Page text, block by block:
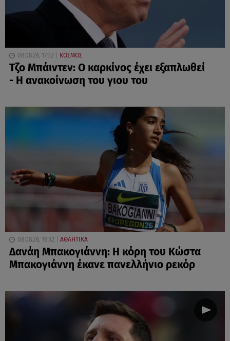
08.08.26, 17:32 ΚΟΣΜΟΣ
Τζο Μπάιντεν: Ο καρκίνος έχει εξαπλωθεί
- Η ανακοίνωση του γιου του
08.08.26, 16:52 ΑΘΛΗΤΙΚΑ
Δανάη Μπακογιάννη: Η κόρη του Κώστα
Μπακογιάννη έκανε πανελλήνιο ρεκόρ